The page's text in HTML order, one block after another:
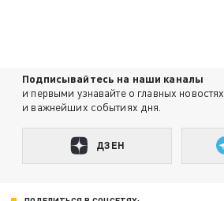
Подписывайтесь на наши каналы
и первыми узнавайте о главных новостях
и важнейших событиях дня.
ДЗЕН